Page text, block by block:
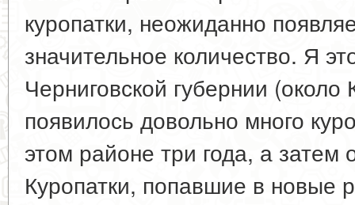
куропатки, неожиданно
значительное количество. Я
Черниговской губернии (около
появилось довольно много
этом районе три года, а затем
Куропатки, попавшие в новые